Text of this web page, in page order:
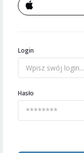
Login
Hasło